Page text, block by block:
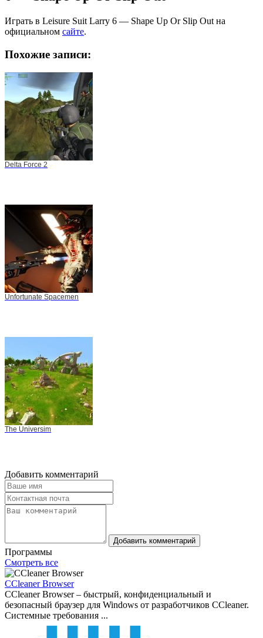
Играть в Leisure Suit Larry 6 — Shape Up Or Slip Out на
официальном сайте.
Похожие записи:
Delta Force 2
Unfortunate Spacemen
The Universim
Добавить комментарий
Добавить комментарий
Программы
Смотреть все
CCleaner Browser
CCleaner Browser – быстрый, конфиденциальный и
безопасный браузер для Windows от разработчиков CCleaner.
Системные требования ...